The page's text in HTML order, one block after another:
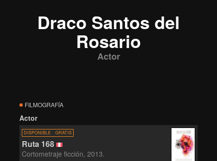
Draco Santos del
Rosario
Actor
FILMOGRAFÍA
Actor
DISPONIBLE · GRATIS
Ruta 168
Cortometraje ficción, 2013.